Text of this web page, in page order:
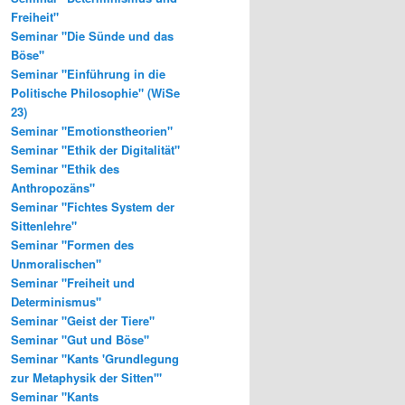
Freiheit"
Seminar "Die Sünde und das
Böse"
Seminar "Einführung in die
Politische Philosophie" (WiSe
23)
Seminar "Emotionstheorien"
Seminar "Ethik der Digitalität"
Seminar "Ethik des
Anthropozäns"
Seminar "Fichtes System der
Sittenlehre"
Seminar "Formen des
Unmoralischen"
Seminar "Freiheit und
Determinismus"
Seminar "Geist der Tiere"
Seminar "Gut und Böse"
Seminar "Kants 'Grundlegung
zur Metaphysik der Sitten'"
Seminar "Kants